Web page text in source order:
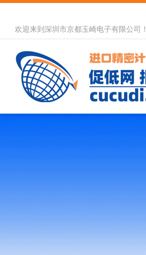
欢迎来到深圳市京都玉崎电子有限公司！